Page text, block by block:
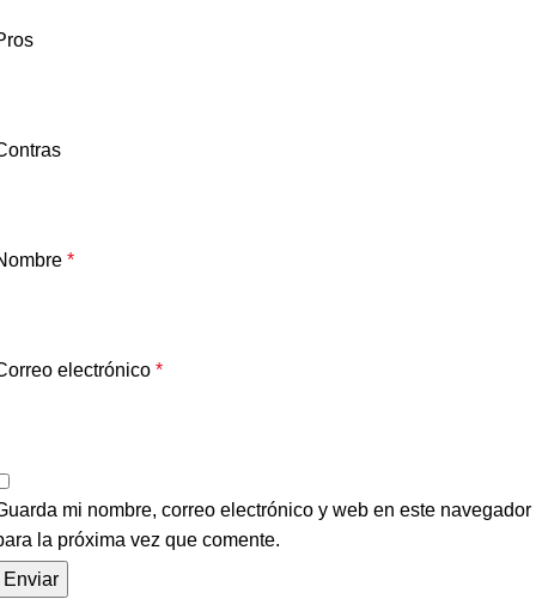
*
electrónico *
mi nombre, correo electrónico y web en este navegador
la próxima vez que comente.